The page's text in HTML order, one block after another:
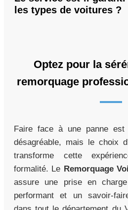
les types de voitures ?
Optez pour la
remorquage
Faire face à une panne est
désagréable, mais le choix
transforme cette
formalité. Le Remorquage
assure une prise en
performant et un savoir-